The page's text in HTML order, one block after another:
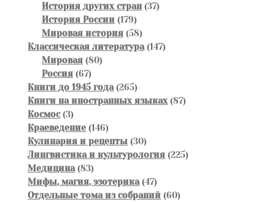
товаров
История других стран 3737
История России 179179
товаров
Мировая история 5858
товаров
Классическая литература 147147
Мировая 8080
Россия 6767
товаров
Книги до 1945 года 265265
товаров
Книги на иностранных языках 8787
Космос 33
товара
Краеведение 146146
товаров
Кулинария и рецепты 3030
товаров
Лингвистика и культурология 225225
Медицина 8383
товара
Мифы, магия, эзотерика 4747
товаров
Отдельные тома из собраний 6060